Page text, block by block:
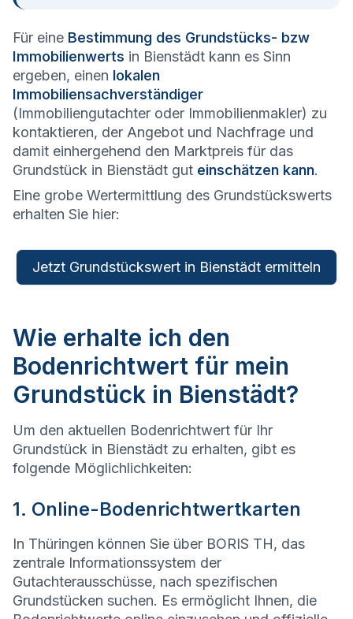
Für eine Bestimmung des Grundstücks- bzw
Immobilienwerts in Bienstädt kann es Sinn
ergeben, einen lokalen
Immobiliensachverständiger
(Immobiliengutachter oder Immobilienmakler) zu
kontaktieren, der Angebot und Nachfrage und
damit einhergehend den Marktpreis für das
Grundstück in Bienstädt gut einschätzen kann.
Eine grobe Wertermittlung des Grundstückswerts
erhalten Sie hier:
Jetzt Grundstückswert in Bienstädt ermitteln
Wie erhalte ich den
Bodenrichtwert für mein
Grundstück in Bienstädt?
Um den aktuellen Bodenrichtwert für Ihr
Grundstück in Bienstädt zu erhalten, gibt es
folgende Möglichlichkeiten:
1. Online-Bodenrichtwertkarten
In Thüringen können Sie über BORIS TH, das
zentrale Informationssystem der
Gutachterausschüsse, nach spezifischen
Grundstücken suchen. Es ermöglicht Ihnen, die